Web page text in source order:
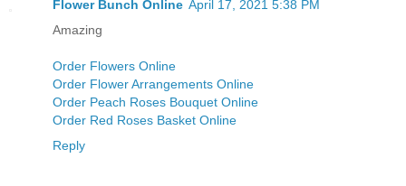
Flower Bunch Online April 17, 2021 5:38 PM
Amazing
Order Flowers Online
Order Flower Arrangements Online
Order Peach Roses Bouquet Online
Order Red Roses Basket Online
Reply